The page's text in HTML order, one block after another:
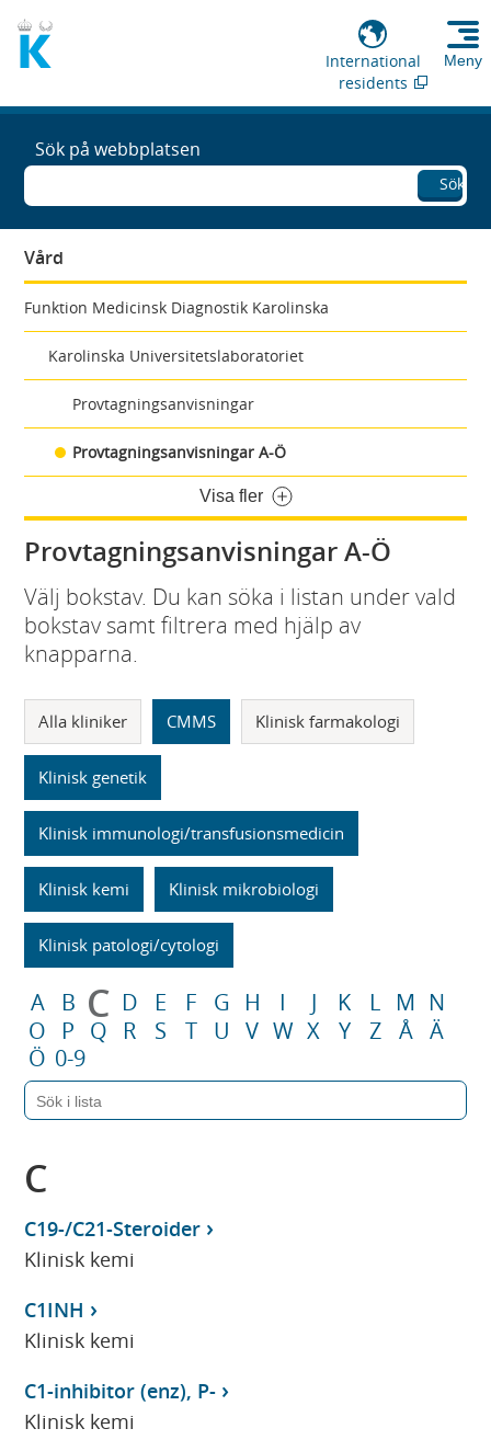
International
residents
Meny
Sök på webbplatsen
Sök
Vård
Funktion Medicinsk Diagnostik Karolinska
Karolinska Universitetslaboratoriet
Provtagningsanvisningar
Provtagningsanvisningar A-Ö
Visa fler
Provtagningsanvisningar A-Ö
Välj bokstav. Du kan söka i listan under vald
bokstav samt filtrera med hjälp av
knapparna.
Alla kliniker CMMS Klinisk farmakologi
Klinisk genetik
Klinisk immunologi/transfusionsmedicin
Klinisk kemi Klinisk mikrobiologi
Klinisk patologi/cytologi
A B C D E F G H I J K L M N
O
P Q R S T U V W X Y Z Å Ä
Ö 0-9
C
C19-/C21-Steroider
Klinisk kemi
C1INH
Klinisk kemi
C1-inhibitor (enz), P-
Klinisk kemi